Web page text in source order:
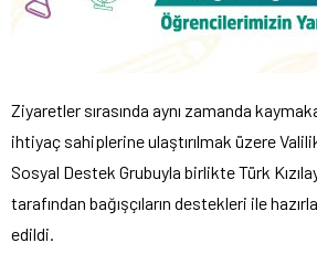
Ziyaretler sırasında aynı zamanda
ihtiyaç sahiplerine ulaştırılmak üzere
Sosyal Destek Grubuyla birlikte Türk
tarafından bağışçıların destekleri ile
edildi.